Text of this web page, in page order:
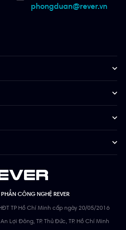
phongduan@rever.vn
CÔNG NGHỆ REVER
TP Hồ Chí Minh cấp ngày 20/05/2016
Lợi Đông, TP. Thủ Đức, TP. Hồ Chí Minh